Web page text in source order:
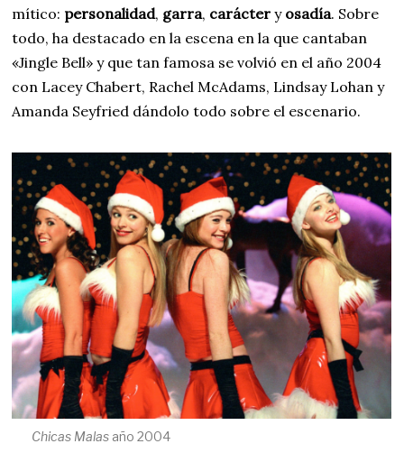
mítico: personalidad, garra, carácter y osadía. Sobre
todo, ha destacado en la escena en la que cantaban
«Jingle Bell» y que tan famosa se volvió en el año 2004
con Lacey Chabert, Rachel McAdams, Lindsay Lohan y
Amanda Seyfried dándolo todo sobre el escenario.
Chicas Malasaño 2004